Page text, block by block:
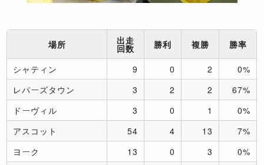
場所 出走
回数 勝利 複勝 勝率
シャティン 9 0 2
0%
レパーズタウン
3 2 2
67%
ドーヴィル
3 0 1
0%
アスコット
54 4 13
7%
ヨーク
13 0 3
0%